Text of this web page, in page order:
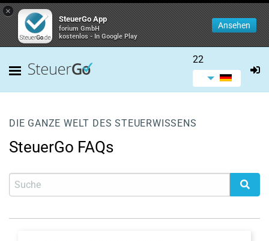
×
SteuerGo App
forium GmbH
kostenlos - In Google Play
Ansehen
22
DIE GANZE WELT DES STEUERWISSENS
SteuerGo FAQs